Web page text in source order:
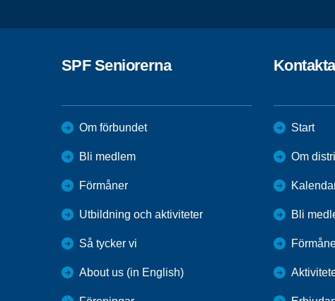
SPF Seniorerna
Om förbundet
Bli medlem
Förmåner
Utbildning och aktiviteter
Så tycker vi
About us (in English)
Start
Om
Bli